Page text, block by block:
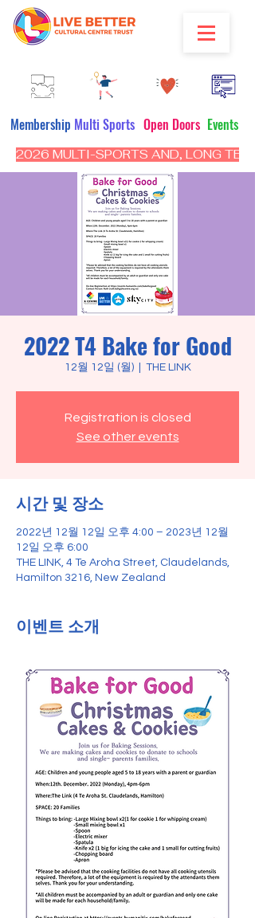
Multi Sports Open Doors Events
Membership
2026 MULTI-SPORTS AND, LONG
2022 T4 Bake for Good
12월 12일 (월)
  |
THE LINK
Registration is closed
See other events
시간 및 장소
2022년 12월 12일 오후 4:00 – 2023년 12월
12일 오후 6:00
THE LINK, 4 Te Aroha Street, Claudelands,
Hamilton 3216, New Zealand
이벤트 소개